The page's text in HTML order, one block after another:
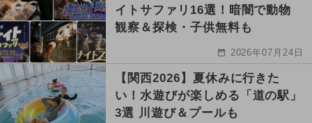
イトサファリ16選！暗闇で動物
観察＆探検・子供無料も
2026年07月24日
【関西2026】夏休みに行きた
い！水遊びが楽しめる「道の駅」
3選 川遊び＆プールも